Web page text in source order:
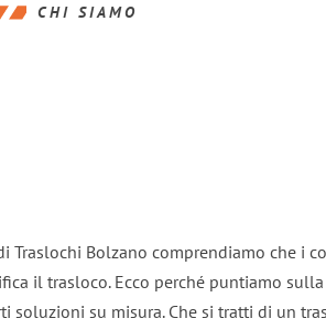
CHI SIAMO
Traslochi Bolzano comprendiamo che i
il trasloco. Ecco perché puntiamo sulla
soluzioni su misura. Che si tratti di un